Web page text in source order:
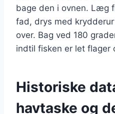
bage den i ovnen. Læg
fad, drys med
over. Bag ved 180
indtil fisken er let flager
Historiske
havtaske og